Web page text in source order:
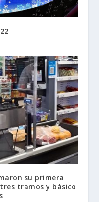
su primera
tramos y básico